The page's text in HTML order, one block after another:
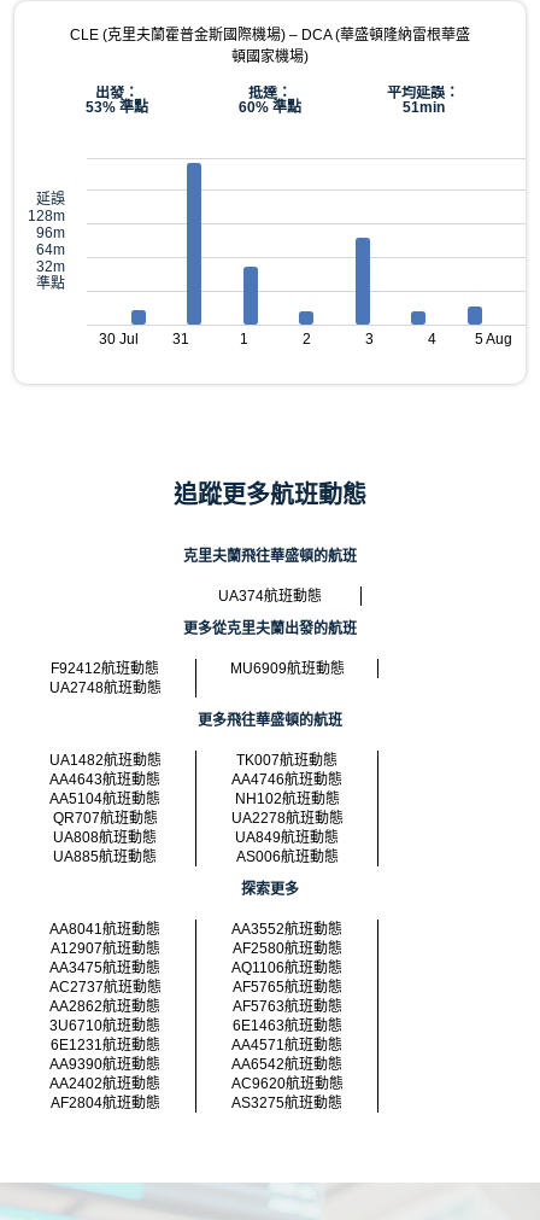
CLE (克里夫蘭霍普金斯國際機場) – DCA (華盛頓隆納雷根華盛
頓國家機場)
出發：
53% 準點
抵達：
60% 準點
平均延誤：
51min
延誤
128m
96m
64m
32m
準點
30 Jul 31 1 2 3 4 5 Aug
追蹤更多航班動態
克里夫蘭飛往華盛頓的航班
UA374航班動態
更多從克里夫蘭出發的航班
F92412航班動態
MU6909航班動態
UA2748航班動態
更多飛往華盛頓的航班
UA1482航班動態
TK007航班動態
AA4643航班動態
AA4746航班動態
AA5104航班動態
NH102航班動態
QR707航班動態
UA2278航班動態
UA808航班動態
UA849航班動態
UA885航班動態
AS006航班動態
探索更多
AA8041航班動態
AA3552航班動態
A12907航班動態
AF2580航班動態
AA3475航班動態
AQ1106航班動態
AC2737航班動態
AF5765航班動態
AA2862航班動態
AF5763航班動態
3U6710航班動態
6E1463航班動態
6E1231航班動態
AA4571航班動態
AA9390航班動態
AA6542航班動態
AA2402航班動態
AC9620航班動態
AF2804航班動態
AS3275航班動態